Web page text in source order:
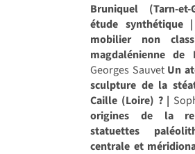
Bruniquel (Tarn-
étude synthétique |
mobilier non
magdalénienne de
Georges Sauvet Un
sculpture de la
Caille (Loire) ? |
origines de la
statuettes
centrale et